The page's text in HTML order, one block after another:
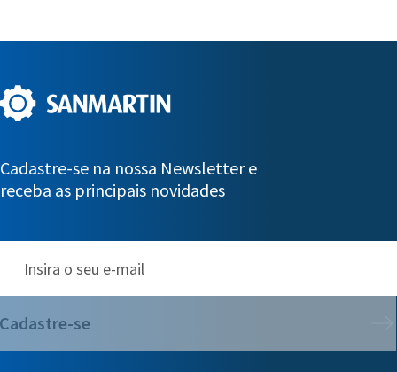
Cadastre-se na nossa Newsletter e
receba as principais novidades
Cadastre-se